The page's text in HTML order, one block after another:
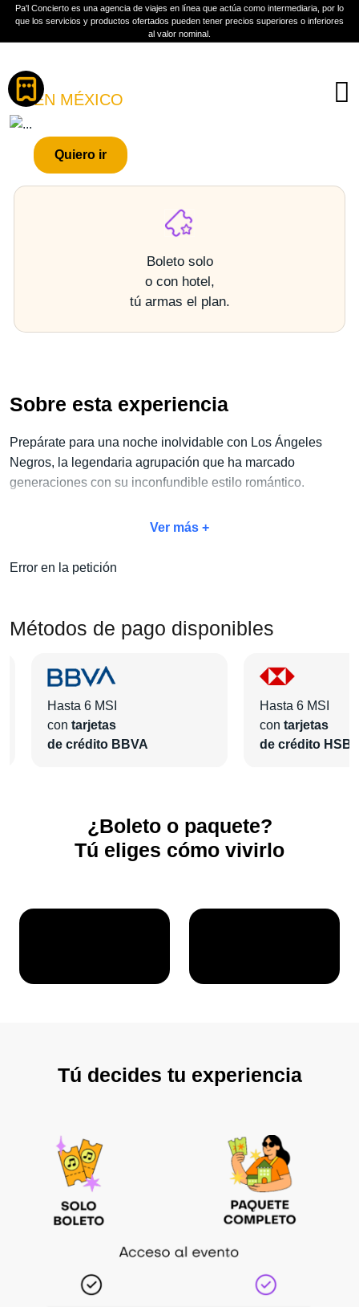
Pa'l Concierto es una agencia de viajes en línea que actúa como intermediaria, por lo
que los servicios y productos ofertados pueden tener precios superiores o inferiores
al valor nominal.
Boletos
LOS ÁNGELES NEGROS
EN MÉXICO
Quiero ir
Boleto solo
o con hotel,
tú armas el plan.
Sobre esta experiencia
Prepárate para una noche inolvidable con Los Ángeles
Negros, la legendaria agrupación que ha marcado
generaciones con su inconfundible estilo romántico.
Vive este espectáculo único y aprovecha nuestro
máximo esta experiencia. Escoge tu categoría de boleto
traslados, tours, desayunos y más.
¡Nosotros nos encargamos de todo para que tú solo te
dediques a disfrutar de una velada llena de nostalgia y
grandes éxitos!
Ver más +
Error en la petición
Métodos de pago disponibles
Hasta 6 MSI
con tarjetas
de crédito BBVA
Hasta 6 MSI
con tarjetas
de crédito
¿Boleto o paquete?
Tú eliges cómo vivirlo
Tú decides tu experiencia